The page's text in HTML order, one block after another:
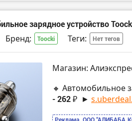
зарядное устройство
Бренд: Toocki Теги: Нет тегов
Магазин:
🔸 Автомобильное
- 262 ₽ ►